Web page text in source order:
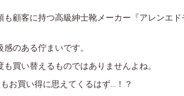
も顧客に持つ高級紳士靴メーカー『アレンエ
のある佇まいです。
買い替えるものではありませんよね。
お買い得に思えてくるはず…！？